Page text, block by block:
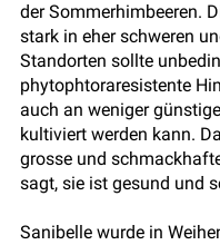
der Sommerhimbeeren.
stark in eher schweren
Standorten sollte
phytophtoraresistente
auch an weniger
kultiviert werden kann.
grosse und
sagt, sie ist gesund und
Sanibelle wurde in